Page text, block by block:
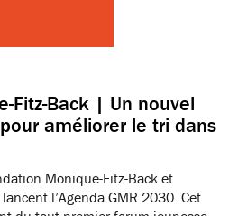
Fitz-Back | Un nouvel
améliorer le tri dans
Monique-Fitz-Back et
l’Agenda GMR 2030. Cet